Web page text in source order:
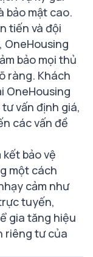
bảo mật cao.
tiến và đội
OneHousing
bảo mọi thủ
ràng. Khách
OneHousing
vấn định giá,
các vấn đề
bảo vệ
một cách
cảm như
tuyến,
gia tăng hiệu
riêng tư của